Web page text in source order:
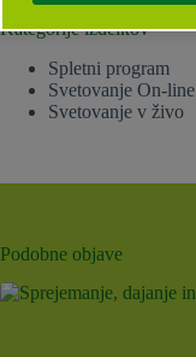
Kategorije izdelkov
Spletni program
Svetovanje On-line
Svetovanje v živo
Podobne objave